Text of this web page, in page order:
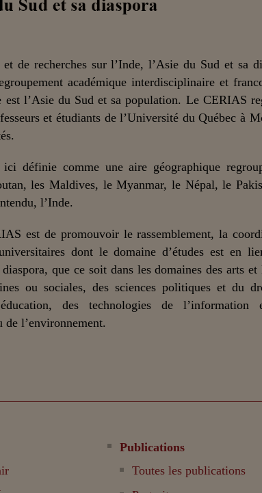
et de recherches sur l’Inde, l’Asie du Sud et sa
académique interdisciplinaire et
est l’Asie du Sud et sa population. Le CERIAS
et étudiants de l’Université du Québec à
définie comme une aire géographique
les Maldives, le Myanmar, le Népal, le
l’Inde.
est de promouvoir le rassemblement, la
dont le domaine d’études est en
que ce soit dans les domaines des arts et
ou sociales, des sciences politiques et du
des technologies de l’information
l’environnement.
Publications
Toutes les publications